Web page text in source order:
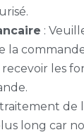
:
la
les
traitement de
long car